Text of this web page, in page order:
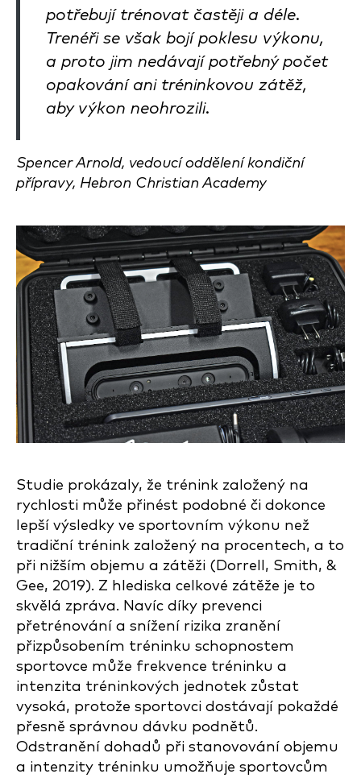
potřebují trénovat častěji a déle.
Trenéři se však bojí poklesu výkonu,
a proto jim nedávají potřebný počet
opakování ani tréninkovou zátěž,
aby výkon neohrozili.
Spencer Arnold, vedoucí oddělení kondiční
přípravy, Hebron Christian Academy
Studie prokázaly, že trénink založený na
rychlosti může přinést podobné či dokonce
lepší výsledky ve sportovním výkonu než
tradiční trénink založený na procentech, a to
při nižším objemu a zátěži (Dorrell, Smith, &
Gee, 2019). Z hlediska celkové zátěže je to
skvělá zpráva. Navíc díky prevenci
přetrénování a snížení rizika zranění
přizpůsobením tréninku schopnostem
sportovce může frekvence tréninku a
intenzita tréninkových jednotek zůstat
vysoká, protože sportovci dostávají pokaždé
přesně správnou dávku podnětů.
Odstranění dohadů při stanovování objemu
a intenzity tréninku umožňuje sportovcům